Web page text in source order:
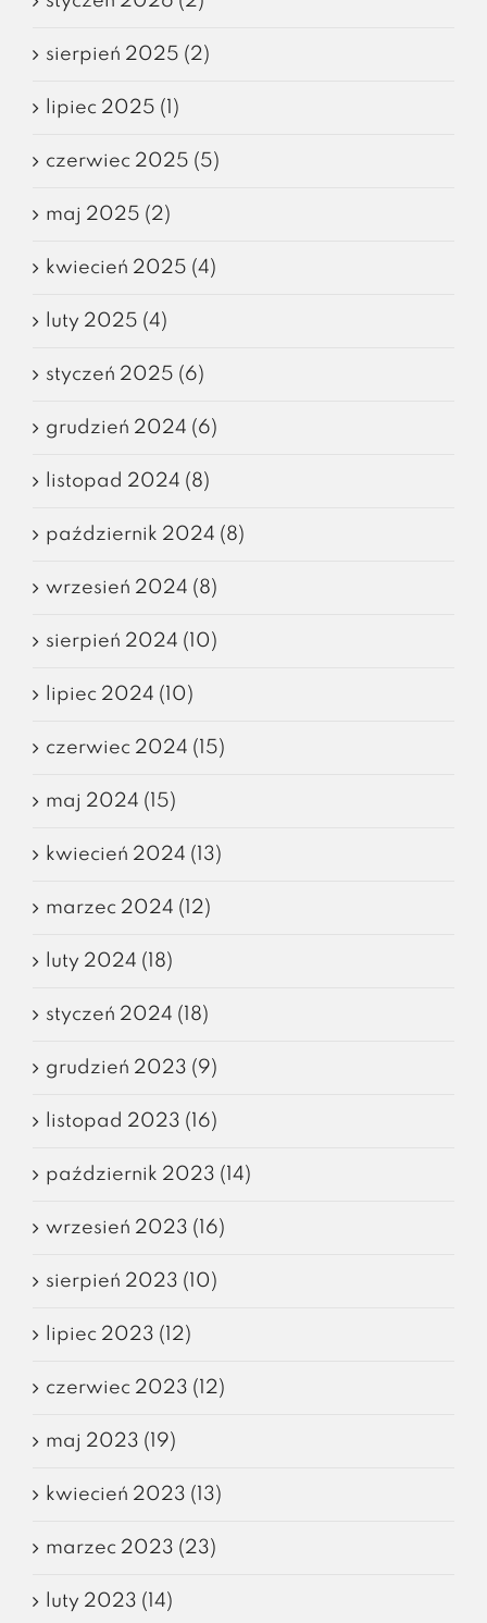
sierpień 2025 (2)
lipiec 2025 (1)
czerwiec 2025 (5)
maj 2025 (2)
kwiecień 2025 (4)
luty 2025 (4)
styczeń 2025 (6)
grudzień 2024 (6)
listopad 2024 (8)
październik 2024 (8)
wrzesień 2024 (8)
sierpień 2024 (10)
lipiec 2024 (10)
czerwiec 2024 (15)
maj 2024 (15)
kwiecień 2024 (13)
marzec 2024 (12)
luty 2024 (18)
styczeń 2024 (18)
grudzień 2023 (9)
listopad 2023 (16)
październik 2023 (14)
wrzesień 2023 (16)
sierpień 2023 (10)
lipiec 2023 (12)
czerwiec 2023 (12)
maj 2023 (19)
kwiecień 2023 (13)
marzec 2023 (23)
luty 2023 (14)